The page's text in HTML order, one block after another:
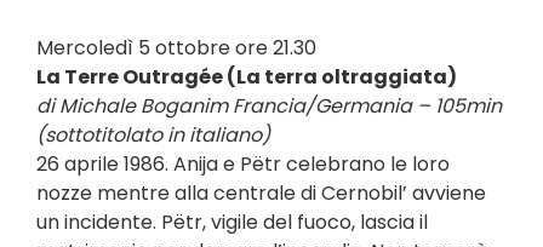
Mercoledì 5 ottobre ore 21.30
La Terre Outragée (La terra oltraggiata)
di Michale Boganim Francia/Germania – 105min
(sottotitolato in italiano)
26 aprile 1986. Anija e Pëtr celebrano le loro
nozze mentre alla centrale di Cernobil’ avviene
un incidente. Pëtr, vigile del fuoco, lascia il